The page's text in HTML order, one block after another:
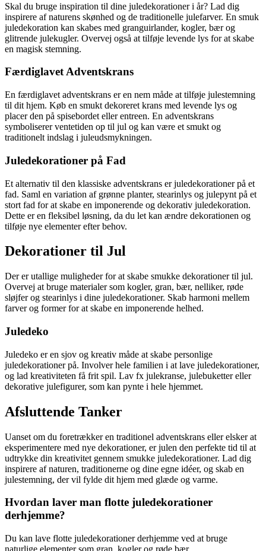
Skal du bruge inspiration til dine juledekorationer i år? Lad dig
inspirere af naturens skønhed og de traditionelle julefarver. En smuk
juledekoration kan skabes med granguirlander, kogler, bær og
glitrende julekugler. Overvej også at tilføje levende lys for at skabe
en magisk stemning.
Færdiglavet Adventskrans
En færdiglavet adventskrans er en nem måde at tilføje julestemning
til dit hjem. Køb en smukt dekoreret krans med levende lys og
placer den på spisebordet eller entreen. En adventskrans
symboliserer ventetiden op til jul og kan være et smukt og
traditionelt indslag i juleudsmykningen.
Juledekorationer på Fad
Et alternativ til den klassiske adventskrans er juledekorationer på et
fad. Saml en variation af grønne planter, stearinlys og julepynt på et
stort fad for at skabe en imponerende og dekorativ juledekoration.
Dette er en fleksibel løsning, da du let kan ændre dekorationen og
tilføje nye elementer efter behov.
Dekorationer til Jul
Der er utallige muligheder for at skabe smukke dekorationer til jul.
Overvej at bruge materialer som kogler, gran, bær, nelliker, røde
sløjfer og stearinlys i dine juledekorationer. Skab harmoni mellem
farver og former for at skabe en imponerende helhed.
Juledeko
Juledeko er en sjov og kreativ måde at skabe personlige
juledekorationer på. Involver hele familien i at lave juledekorationer,
og lad kreativiteten få frit spil. Lav fx julekranse, julebuketter eller
dekorative julefigurer, som kan pynte i hele hjemmet.
Afsluttende Tanker
Uanset om du foretrækker en traditionel adventskrans eller elsker at
eksperimentere med nye dekorationer, er julen den perfekte tid til at
udtrykke din kreativitet gennem smukke juledekorationer. Lad dig
inspirere af naturen, traditionerne og dine egne idéer, og skab en
julestemning, der vil fylde dit hjem med glæde og varme.
Hvordan laver man flotte juledekorationer
derhjemme?
Du kan lave flotte juledekorationer derhjemme ved at bruge
naturlige elementer som gran, kogler og røde bær.